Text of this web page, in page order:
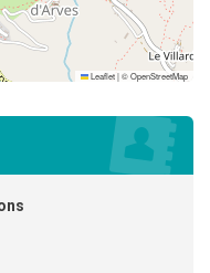
Leaflet|©OpenStreetMap